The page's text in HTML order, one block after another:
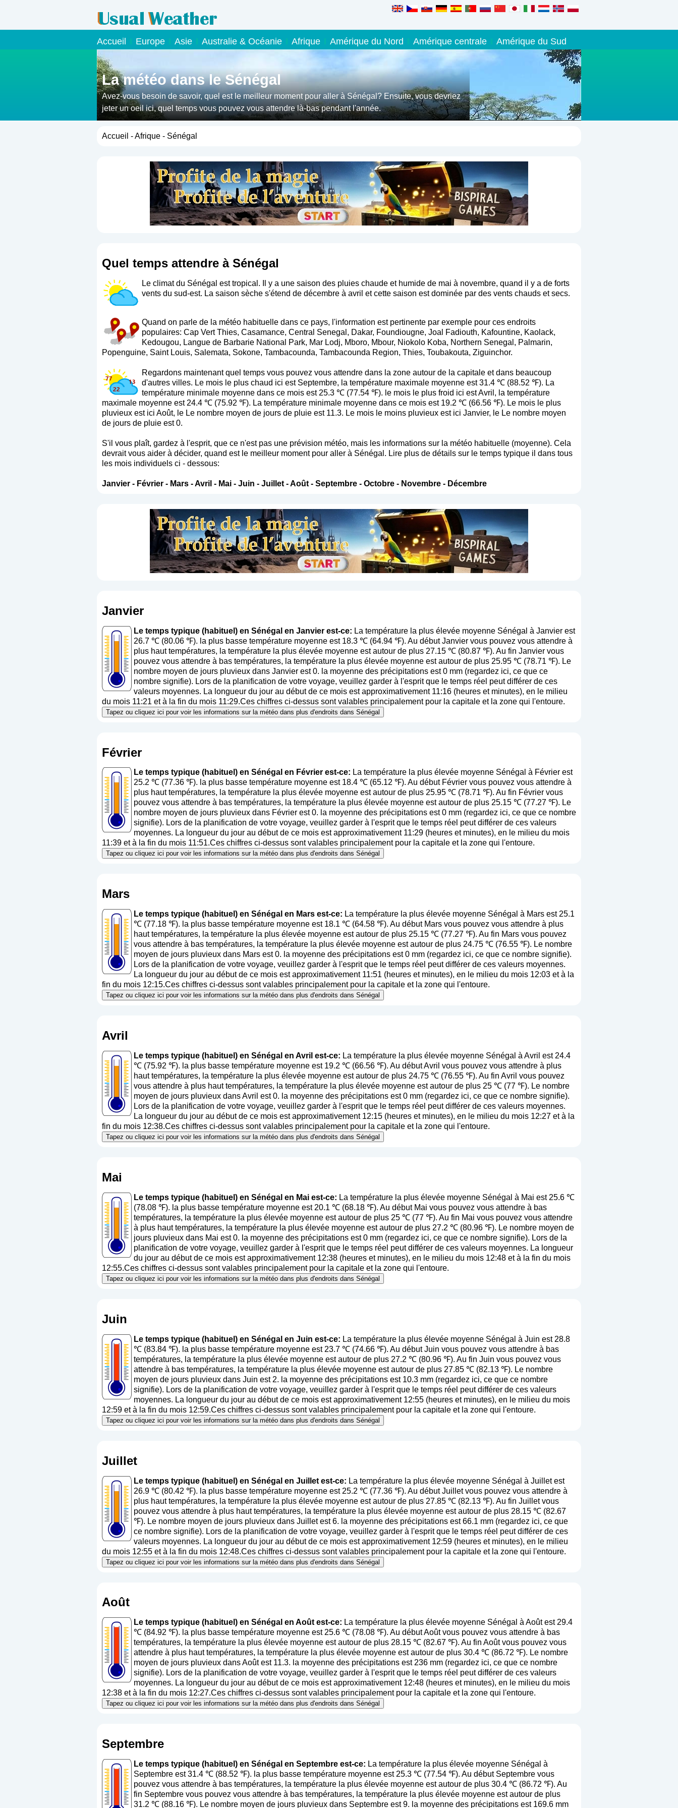
Accueil Europe Asie Australie & Océanie Afrique Amérique du Nord Amérique centrale Amérique du Sud
La météo dans le Sénégal
Avez-vous besoin de savoir, quel est le meilleur moment pour aller à Sénégal? Ensuite, vous devriez
jeter un oeil ici, quel temps vous pouvez vous attendre là-bas pendant l'année.
Accueil -Afrique- Sénégal
Quel temps attendre à Sénégal
Le climat du Sénégal est tropical. Il y a une saison des pluies chaude et humide de mai à novembre, quand il y a de forts
vents du sud-est. La saison sèche s'étend de décembre à avril et cette saison est dominée par des vents chauds et secs.
Quand on parle de la météo habituelle dans ce pays, l'information est pertinente par exemple pour ces endroits
populaires: Cap Vert Thies, Casamance, Central Senegal, Dakar, Foundiougne, Joal Fadiouth, Kafountine, Kaolack,
Kedougou, Langue de Barbarie National Park, Mar Lodj, Mboro, Mbour, Niokolo Koba, Northern Senegal, Palmarin,
Popenguine, Saint Louis, Salemata, Sokone, Tambacounda, Tambacounda Region, Thies, Toubakouta, Ziguinchor.
Regardons maintenant quel temps vous pouvez vous attendre dans la zone autour de la capitale et dans beaucoup
d'autres villes. Le mois le plus chaud ici est Septembre, la température maximale moyenne est 31.4 ℃ (88.52 ℉). La
température minimale moyenne dans ce mois est 25.3 ℃ (77.54 ℉). le mois le plus froid ici est Avril, la température
maximale moyenne est 24.4 ℃ (75.92 ℉). La température minimale moyenne dans ce mois est 19.2 ℃ (66.56 ℉). Le mois le plus
pluvieux est ici Août, le Le nombre moyen de jours de pluie est 11.3. Le mois le moins pluvieux est ici Janvier, le Le nombre moyen
de jours de pluie est 0.
S'il vous plaît, gardez à l'esprit, que ce n'est pas une prévision météo, mais les informations sur la météo habituelle (moyenne). Cela
devrait vous aider à décider, quand est le meilleur moment pour aller à Sénégal. Lire plus de détails sur le temps typique il dans tous
les mois individuels ci - dessous:
Janvier- Février- Mars-Avril - Mai- Juin - Juillet-Août- Septembre- Octobre- Novembre- Décembre
Janvier
Le temps typique (habituel) en Sénégal en Janvier est-ce: La température la plus élevée moyenne Sénégal à Janvier est
26.7 ℃ (80.06 ℉). la plus basse température moyenne est 18.3 ℃ (64.94 ℉). Au début Janvier vous pouvez vous attendre à
plus haut températures, la température la plus élevée moyenne est autour de plus 27.15 ℃ (80.87 ℉). Au fin Janvier vous
pouvez vous attendre à bas températures, la température la plus élevée moyenne est autour de plus 25.95 ℃ (78.71 ℉). Le
nombre moyen de jours pluvieux dans Janvier est 0. la moyenne des précipitations est 0 mm (regardez ici, ce que ce
nombre signifie). Lors de la planification de votre voyage, veuillez garder à l'esprit que le temps réel peut différer de ces
valeurs moyennes. La longueur du jour au début de ce mois est approximativement 11:16 (heures et minutes), en le milieu
du mois 11:21 et à la fin du mois 11:29.Ces chiffres ci-dessus sont valables principalement pour la capitale et la zone qui l'entoure.
Tapez ou cliquez ici pour voir les informations sur la météo dans plus d'endroits dans Sénégal
Février
Le temps typique (habituel) en Sénégal en Février est-ce: La température la plus élevée moyenne Sénégal à Février est
25.2 ℃ (77.36 ℉). la plus basse température moyenne est 18.4 ℃ (65.12 ℉). Au début Février vous pouvez vous attendre à
plus haut températures, la température la plus élevée moyenne est autour de plus 25.95 ℃ (78.71 ℉). Au fin Février vous
pouvez vous attendre à bas températures, la température la plus élevée moyenne est autour de plus 25.15 ℃ (77.27 ℉). Le
nombre moyen de jours pluvieux dans Février est 0. la moyenne des précipitations est 0 mm (regardez ici, ce que ce nombre
signifie). Lors de la planification de votre voyage, veuillez garder à l'esprit que le temps réel peut différer de ces valeurs
moyennes. La longueur du jour au début de ce mois est approximativement 11:29 (heures et minutes), en le milieu du mois
11:39 et à la fin du mois 11:51.Ces chiffres ci-dessus sont valables principalement pour la capitale et la zone qui l'entoure.
Tapez ou cliquez ici pour voir les informations sur la météo dans plus d'endroits dans Sénégal
Mars
Le temps typique (habituel) en Sénégal en Mars est-ce: La température la plus élevée moyenne Sénégal à Mars est 25.1
℃ (77.18 ℉). la plus basse température moyenne est 18.1 ℃ (64.58 ℉). Au début Mars vous pouvez vous attendre à plus
haut températures, la température la plus élevée moyenne est autour de plus 25.15 ℃ (77.27 ℉). Au fin Mars vous pouvez
vous attendre à bas températures, la température la plus élevée moyenne est autour de plus 24.75 ℃ (76.55 ℉). Le nombre
moyen de jours pluvieux dans Mars est 0. la moyenne des précipitations est 0 mm (regardez ici, ce que ce nombre signifie).
Lors de la planification de votre voyage, veuillez garder à l'esprit que le temps réel peut différer de ces valeurs moyennes.
La longueur du jour au début de ce mois est approximativement 11:51 (heures et minutes), en le milieu du mois 12:03 et à la
fin du mois 12:15.Ces chiffres ci-dessus sont valables principalement pour la capitale et la zone qui l'entoure.
Tapez ou cliquez ici pour voir les informations sur la météo dans plus d'endroits dans Sénégal
Avril
Le temps typique (habituel) en Sénégal en Avril est-ce: La température la plus élevée moyenne Sénégal à Avril est 24.4
℃ (75.92 ℉). la plus basse température moyenne est 19.2 ℃ (66.56 ℉). Au début Avril vous pouvez vous attendre à plus
haut températures, la température la plus élevée moyenne est autour de plus 24.75 ℃ (76.55 ℉). Au fin Avril vous pouvez
vous attendre à plus haut températures, la température la plus élevée moyenne est autour de plus 25 ℃ (77 ℉). Le nombre
moyen de jours pluvieux dans Avril est 0. la moyenne des précipitations est 0 mm (regardez ici, ce que ce nombre signifie).
Lors de la planification de votre voyage, veuillez garder à l'esprit que le temps réel peut différer de ces valeurs moyennes.
La longueur du jour au début de ce mois est approximativement 12:15 (heures et minutes), en le milieu du mois 12:27 et à la
fin du mois 12:38.Ces chiffres ci-dessus sont valables principalement pour la capitale et la zone qui l'entoure.
Tapez ou cliquez ici pour voir les informations sur la météo dans plus d'endroits dans Sénégal
Mai
Le temps typique (habituel) en Sénégal en Mai est-ce: La température la plus élevée moyenne Sénégal à Mai est 25.6 ℃
(78.08 ℉). la plus basse température moyenne est 20.1 ℃ (68.18 ℉). Au début Mai vous pouvez vous attendre à bas
températures, la température la plus élevée moyenne est autour de plus 25 ℃ (77 ℉). Au fin Mai vous pouvez vous attendre
à plus haut températures, la température la plus élevée moyenne est autour de plus 27.2 ℃ (80.96 ℉). Le nombre moyen de
jours pluvieux dans Mai est 0. la moyenne des précipitations est 0 mm (regardez ici, ce que ce nombre signifie). Lors de la
planification de votre voyage, veuillez garder à l'esprit que le temps réel peut différer de ces valeurs moyennes. La longueur
du jour au début de ce mois est approximativement 12:38 (heures et minutes), en le milieu du mois 12:48 et à la fin du mois
12:55.Ces chiffres ci-dessus sont valables principalement pour la capitale et la zone qui l'entoure.
Tapez ou cliquez ici pour voir les informations sur la météo dans plus d'endroits dans Sénégal
Juin
Le temps typique (habituel) en Sénégal en Juin est-ce: La température la plus élevée moyenne Sénégal à Juin est 28.8
℃ (83.84 ℉). la plus basse température moyenne est 23.7 ℃ (74.66 ℉). Au début Juin vous pouvez vous attendre à bas
températures, la température la plus élevée moyenne est autour de plus 27.2 ℃ (80.96 ℉). Au fin Juin vous pouvez vous
attendre à bas températures, la température la plus élevée moyenne est autour de plus 27.85 ℃ (82.13 ℉). Le nombre
moyen de jours pluvieux dans Juin est 2. la moyenne des précipitations est 10.3 mm (regardez ici, ce que ce nombre
signifie). Lors de la planification de votre voyage, veuillez garder à l'esprit que le temps réel peut différer de ces valeurs
moyennes. La longueur du jour au début de ce mois est approximativement 12:55 (heures et minutes), en le milieu du mois
12:59 et à la fin du mois 12:59.Ces chiffres ci-dessus sont valables principalement pour la capitale et la zone qui l'entoure.
Tapez ou cliquez ici pour voir les informations sur la météo dans plus d'endroits dans Sénégal
Juillet
Le temps typique (habituel) en Sénégal en Juillet est-ce: La température la plus élevée moyenne Sénégal à Juillet est
26.9 ℃ (80.42 ℉). la plus basse température moyenne est 25.2 ℃ (77.36 ℉). Au début Juillet vous pouvez vous attendre à
plus haut températures, la température la plus élevée moyenne est autour de plus 27.85 ℃ (82.13 ℉). Au fin Juillet vous
pouvez vous attendre à plus haut températures, la température la plus élevée moyenne est autour de plus 28.15 ℃ (82.67
℉). Le nombre moyen de jours pluvieux dans Juillet est 6. la moyenne des précipitations est 66.1 mm (regardez ici, ce que
ce nombre signifie). Lors de la planification de votre voyage, veuillez garder à l'esprit que le temps réel peut différer de ces
valeurs moyennes. La longueur du jour au début de ce mois est approximativement 12:59 (heures et minutes), en le milieu
du mois 12:55 et à la fin du mois 12:48.Ces chiffres ci-dessus sont valables principalement pour la capitale et la zone qui l'entoure.
Tapez ou cliquez ici pour voir les informations sur la météo dans plus d'endroits dans Sénégal
Août
Le temps typique (habituel) en Sénégal en Août est-ce: La température la plus élevée moyenne Sénégal à Août est 29.4
℃ (84.92 ℉). la plus basse température moyenne est 25.6 ℃ (78.08 ℉). Au début Août vous pouvez vous attendre à bas
températures, la température la plus élevée moyenne est autour de plus 28.15 ℃ (82.67 ℉). Au fin Août vous pouvez vous
attendre à plus haut températures, la température la plus élevée moyenne est autour de plus 30.4 ℃ (86.72 ℉). Le nombre
moyen de jours pluvieux dans Août est 11.3. la moyenne des précipitations est 236 mm (regardez ici, ce que ce nombre
signifie). Lors de la planification de votre voyage, veuillez garder à l'esprit que le temps réel peut différer de ces valeurs
moyennes. La longueur du jour au début de ce mois est approximativement 12:48 (heures et minutes), en le milieu du mois
12:38 et à la fin du mois 12:27.Ces chiffres ci-dessus sont valables principalement pour la capitale et la zone qui l'entoure.
Tapez ou cliquez ici pour voir les informations sur la météo dans plus d'endroits dans Sénégal
Septembre
Le temps typique (habituel) en Sénégal en Septembre est-ce: La température la plus élevée moyenne Sénégal à
Septembre est 31.4 ℃ (88.52 ℉). la plus basse température moyenne est 25.3 ℃ (77.54 ℉). Au début Septembre vous
pouvez vous attendre à bas températures, la température la plus élevée moyenne est autour de plus 30.4 ℃ (86.72 ℉). Au
fin Septembre vous pouvez vous attendre à bas températures, la température la plus élevée moyenne est autour de plus
31.2 ℃ (88.16 ℉). Le nombre moyen de jours pluvieux dans Septembre est 9. la moyenne des précipitations est 169.6 mm